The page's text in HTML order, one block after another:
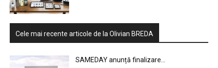
MARKETING
Cele mai recente articole de la Olivian BREDA
SAMEDAY anunță finalizare...